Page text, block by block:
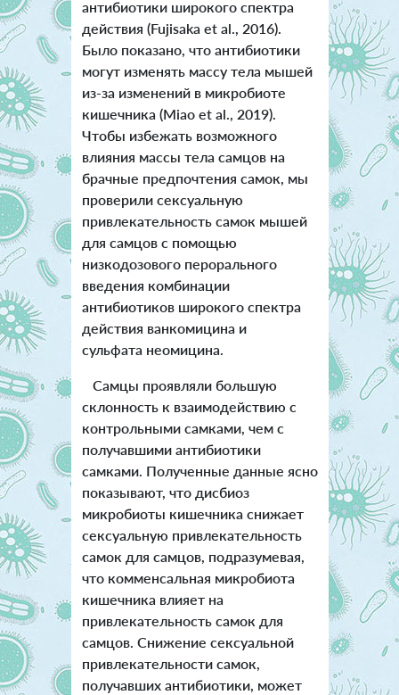
антибиотики широкого спектра
действия (Fujisaka et al., 2016).
Было показано, что антибиотики
могут изменять массу тела мышей
из-за изменений в микробиоте
кишечника (Miao et al., 2019).
Чтобы избежать возможного
влияния массы тела самцов на
брачные предпочтения самок, мы
проверили сексуальную
привлекательность самок мышей
для самцов с помощью
низкодозового перорального
введения комбинации
антибиотиков широкого спектра
действия ванкомицина и
сульфата неомицина.
Самцы проявляли большую
склонность к взаимодействию с
контрольными самками, чем с
получавшими антибиотики
самками. Полученные данные ясно
показывают, что дисбиоз
микробиоты кишечника снижает
сексуальную привлекательность
самок для самцов, подразумевая,
что комменсальная микробиота
кишечника влияет на
привлекательность самок для
самцов. Снижение сексуальной
привлекательности самок,
получавших антибиотики, может